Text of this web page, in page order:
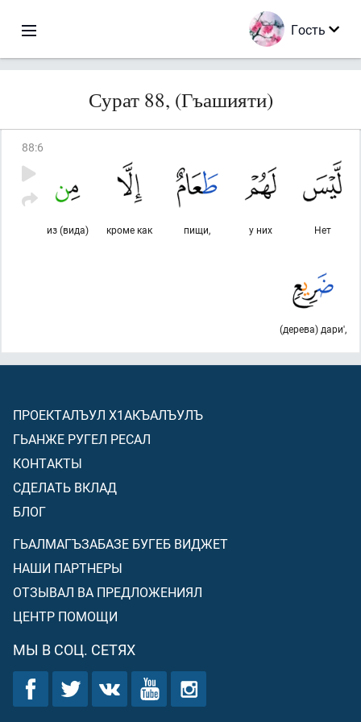
Гость
Сурат 88, (Гъашияти)
88:6
Нет
у них
пищи,
кроме как
из (вида)
(дерева) дари',
ПРОЕКТАЛЪУЛ Х1АКЪАЛЪУЛЪ
ГЬАНЖЕ РУГЕЛ РЕСАЛ
КОНТАКТЫ
СДЕЛАТЬ ВКЛАД
БЛОГ
ГЬАЛМАГЪЗАБАЗЕ БУГЕБ ВИДЖЕТ
НАШИ ПАРТНЕРЫ
ОТЗЫВАЛ ВА ПРЕДЛОЖЕНИЯЛ
ЦЕНТР ПОМОЩИ
МЫ В СОЦ. СЕТЯХ